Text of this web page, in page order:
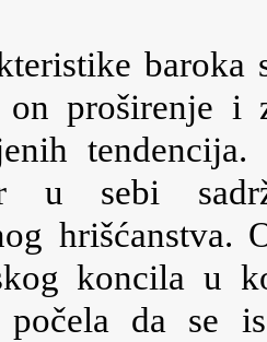
baroka
proširenje i
u sebi
hrišćanstva.
koncila u
počela da